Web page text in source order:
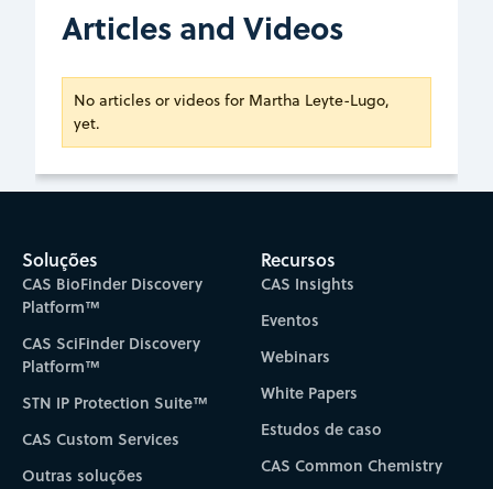
Articles and Videos
No articles or videos for Martha Leyte-Lugo,
yet.
Soluções
CAS BioFinder Discovery
Platform™
CAS SciFinder Discovery
Platform™
STN IP Protection Suite™
CAS Custom Services
Outras soluções
Recursos
CAS Insights
Eventos
Webinars
White Papers
Estudos de caso
CAS Common Chemistry